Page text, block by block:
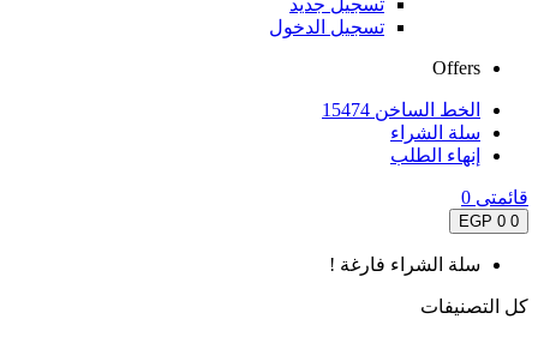
تسجيل جديد
تسجيل الدخول
Offers
الخط الساخن 15474
سلة الشراء
إنهاء الطلب
قائمتى 0
0
0 EGP
سلة الشراء فارغة !
كل التصنيفات